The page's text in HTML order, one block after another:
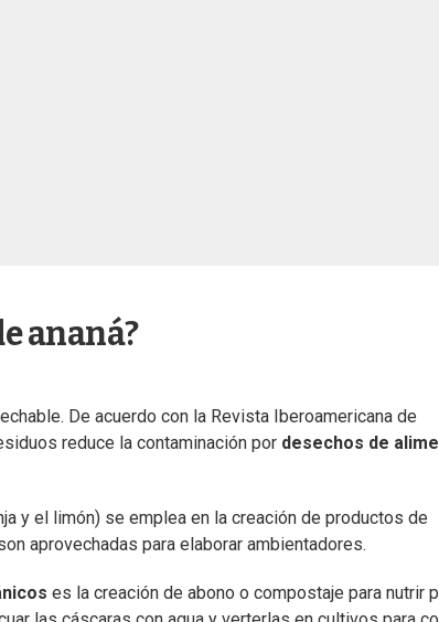
ananá?
De acuerdo con la Revista Iberoamericana de
reduce la contaminación por desechos de
y el limón) se emplea en la creación de productos de
aprovechadas para elaborar ambientadores.
es la creación de abono o compostaje para nutrir